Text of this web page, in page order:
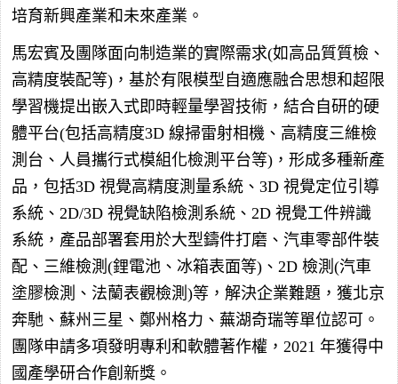
培育新興產業和未來產業。
馬宏賓及團隊面向制造業的實際需求(如高品質質檢、
高精度裝配等)，基於有限模型自適應融合思想和超限
學習機提出嵌入式即時輕量學習技術，結合自研的硬
體平台(包括高精度3D 線掃雷射相機、高精度三維檢
測台、人員攜行式模組化檢測平台等)，形成多種新產
品，包括3D 視覺高精度測量系統、3D 視覺定位引導
系統、2D/3D 視覺缺陷檢測系統、2D 視覺工件辨識
系統，產品部署套用於大型鑄件打磨、汽車零部件裝
配、三維檢測(鋰電池、冰箱表面等)、2D 檢測(汽車
塗膠檢測、法蘭表觀檢測)等，解決企業難題，獲北京
奔馳、蘇州三星、鄭州格力、蕪湖奇瑞等單位認可。
團隊申請多項發明專利和軟體著作權，2021 年獲得中
國產學研合作創新獎。